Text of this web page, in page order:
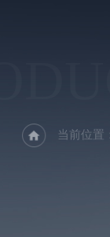
当前位置：